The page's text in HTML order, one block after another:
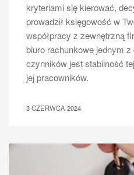
kryteriami się kierować,
prowadził księgowość w
współpracy z zewnętrzną
biuro rachunkowe jednym
czynników jest stabilność
jej pracowników.
3 CZERWCA 2024